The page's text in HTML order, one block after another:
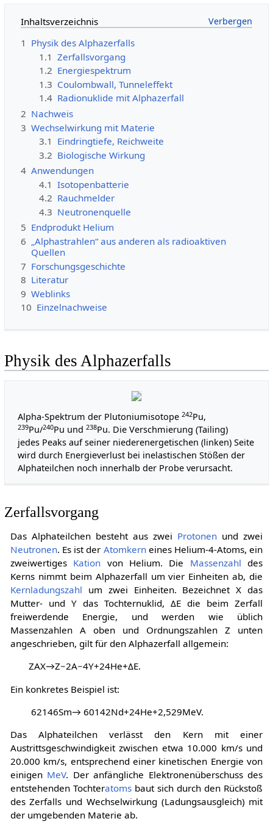
Inhaltsverzeichnis
1 Physik des Alphazerfalls
1.1 Zerfallsvorgang
1.2 Energiespektrum
1.3 Coulombwall, Tunneleffekt
1.4 Radionuklide mit Alphazerfall
2 Nachweis
3 Wechselwirkung mit Materie
3.1 Eindringtiefe, Reichweite
3.2 Biologische Wirkung
4 Anwendungen
4.1 Isotopenbatterie
4.2 Rauchmelder
4.3 Neutronenquelle
5 Endprodukt Helium
6 „Alphastrahlen“ aus anderen als radioaktiven
Quellen
7 Forschungsgeschichte
8 Literatur
9 Weblinks
10 Einzelnachweise
Physik des Alphazerfalls
Alpha-Spektrum der Plutoniumisotope242Pu,
239Pu/240Pu und238Pu. Die Verschmierung (Tailing)
jedes Peaks auf seiner niederenergetischen (linken) Seite
wird durch Energieverlust bei inelastischen Stößen der
Alphateilchen noch innerhalb der Probe verursacht.
Zerfallsvorgang
Das Alphateilchen besteht aus zwei Protonen und zwei
Neutronen. Es ist der Atomkerneines Helium-4-Atoms, ein
zweiwertiges Kation von Helium. Die Massenzahl des
Kerns nimmt beim Alphazerfall um vier Einheiten ab, die
Kernladungszahl um zwei Einheiten. Bezeichnet X das
Mutter- und Y das Tochternuklid,ΔE die beim Zerfall
freiwerdende Energie, und werden wie üblich
Massenzahlen Aoben und OrdnungszahlenZ unten
angeschrieben, gilt für den Alphazerfall allgemein:
ZAX→Z−2A−4Y+24He+ΔE.
Ein konkretes Beispiel ist:
62146Sm→ 60142Nd+24He+2,529MeV.
Das Alphateilchen verlässt den Kern mit einer
Austrittsgeschwindigkeit zwischen etwa 10.000 km/s und
20.000 km/s, entsprechend einer kinetischen Energie von
einigen MeV. Der anfängliche Elektronenüberschuss des
entstehenden Tochteratomsbaut sich durch den Rückstoß
des Zerfalls und Wechselwirkung (Ladungsausgleich) mit
der umgebenden Materie ab.